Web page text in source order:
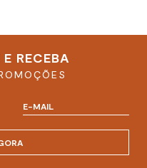
RECEBA